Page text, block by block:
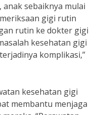
anak sebaiknya mulai
gigi rutin
rutin ke dokter gigi
kesehatan gigi
komplikasi,”
kesehatan gigi
membantu menjaga